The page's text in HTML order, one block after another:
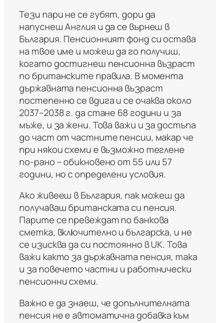
Тези пари не се губят, дори да
напуснеш Англия и да се върнеш в
България. Пенсионният фонд си остава
на твое име и можеш да го получиш,
когато достигнеш пенсионна възраст
по британските правила. В момента
държавната пенсионна възраст
постепенно се вдига и се очаква около
2037–2038 г. да стане 68 години и за
мъже, и за жени. Това важи и за достъпа
до част от частните пенсии, макар че
при някои схеми е възможно теглене
по-рано – обикновено от 55 или 57
години, но с определени условия.
Ако живееш в България, пак можеш да
получаваш британската си пенсия.
Парите се превеждат по банкова
сметка, включително и българска, и не
се изисква да си постоянно в UK. Това
важи както за държавната пенсия, така
и за повечето частни и работнически
пенсионни схеми.
Важно е да знаеш, че допълнителната
пенсия не е автоматична добавка към